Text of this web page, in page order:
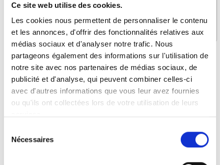
Ce site web utilise des cookies.
Les cookies nous permettent de personnaliser le contenu
et les annonces, d'offrir des fonctionnalités relatives aux
médias sociaux et d'analyser notre trafic. Nous
partageons également des informations sur l'utilisation de
notre site avec nos partenaires de médias sociaux, de
publicité et d'analyse, qui peuvent combiner celles-ci
avec d'autres informations que vous leur avez fournies
ou qu'ils ont collectées lors de votre utilisation de leurs
Nécessaires
Qu’est-ce qui vous intéresse ?
Assise dans le véhicule
Levage et arrimage
Conduite autonome
Planchers et Sièges